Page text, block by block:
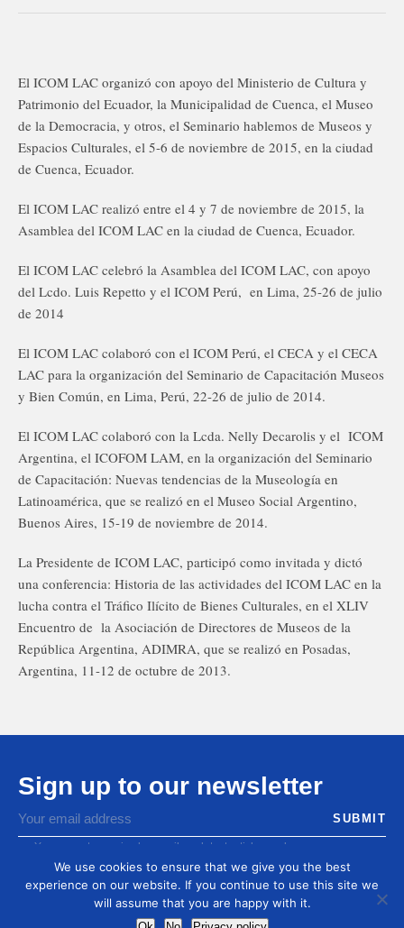
El ICOM LAC organizó con apoyo del Ministerio de Cultura y
Patrimonio del Ecuador, la Municipalidad de Cuenca, el Museo
de la Democracia, y otros, el Seminario hablemos de Museos y
Espacios Culturales, el 5-6 de noviembre de 2015, en la ciudad
de Cuenca, Ecuador.
El ICOM LAC realizó entre el 4 y 7 de noviembre de 2015, la
Asamblea del ICOM LAC en la ciudad de Cuenca, Ecuador.
El ICOM LAC celebró la Asamblea del ICOM LAC, con apoyo
del Lcdo. Luis Repetto y el ICOM Perú, en Lima, 25-26 de julio
de 2014
El ICOM LAC colaboró con el ICOM Perú, el CECA y el CECA
LAC para la organización del Seminario de Capacitación Museos
y Bien Común, en Lima, Perú, 22-26 de julio de 2014.
El ICOM LAC colaboró con la Lcda. Nelly Decarolis y el ICOM
Argentina, el ICOFOM LAM, en la organización del Seminario
de Capacitación: Nuevas tendencias de la Museología en
Latinoamérica, que se realizó en el Museo Social Argentino,
Buenos Aires, 15-19 de noviembre de 2014.
La Presidente de ICOM LAC, participó como invitada y dictó
una conferencia: Historia de las actividades del ICOM LAC en la
lucha contra el Tráfico Ilícito de Bienes Culturales, en el XLIV
Encuentro de la Asociación de Directores de Museos de la
República Argentina, ADIMRA, que se realizó en Posadas,
Argentina, 11-12 de octubre de 2013.
Sign up to our newsletter
You agree to receive by email our latest articles and
We use cookies to ensure that we give you the best
experience on our website. If you continue to use this site we
will assume that you are happy with it.